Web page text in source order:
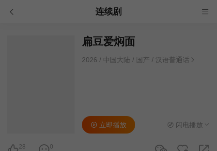
连续剧
扁豆爱焖面
2026 / 中国大陆 / 国产 / 汉语普通话
28 0
立即播放 闪电播放